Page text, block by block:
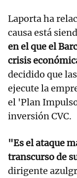
Laporta ha
causa está
en el que el
crisis
decidido que
ejecute la
el 'Plan
inversión CVC.
"Es el ataque
transcurso de
dirigente